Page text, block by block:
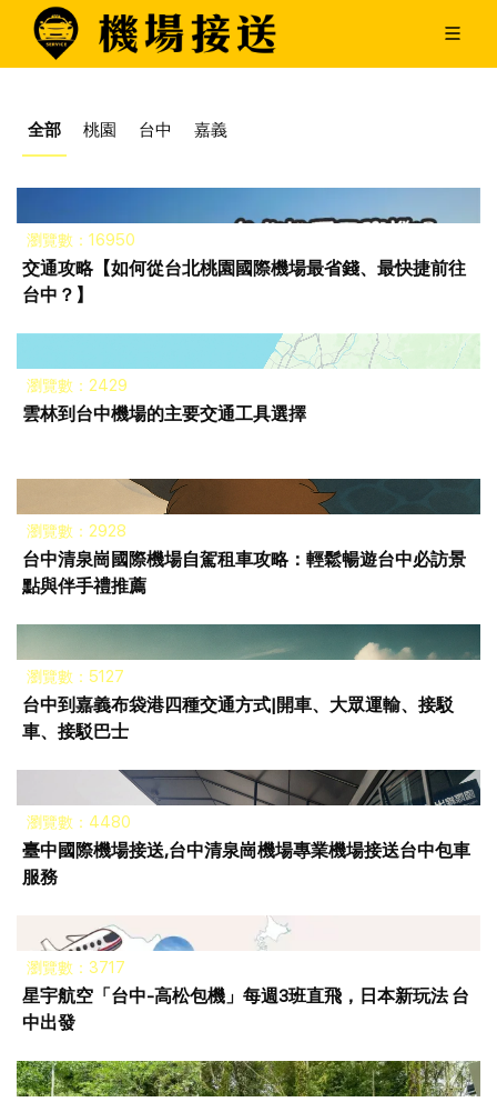
全部 桃園 台中 嘉義
瀏覽數：16950
交通攻略【如何從台北桃園國際機場最省錢、最快捷前往
台中？】
瀏覽數：2429
雲林到台中機場的主要交通工具選擇
瀏覽數：2928
台中清泉崗國際機場自駕租車攻略：輕鬆暢遊台中必訪景
點與伴手禮推薦
瀏覽數：5127
台中到嘉義布袋港四種交通方式|開車、大眾運輸、接駁
車、接駁巴士
瀏覽數：4480
臺中國際機場接送,台中清泉崗機場專業機場接送台中包車
服務
瀏覽數：3717
星宇航空「台中-高松包機」每週3班直飛，日本新玩法 台
中出發